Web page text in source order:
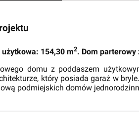
154,30 m2. Dom
domu z poddaszem
który posiada garaż w
podmiejskich domów